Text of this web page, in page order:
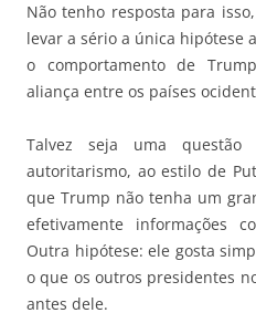
Não tenho resposta para
levar a sério a única hipótese
o comportamento de
aliança entre os países
Talvez seja uma
autoritarismo, ao estilo de
que Trump não tenha um
efetivamente informações
Outra hipótese: ele gosta
o que os outros presidentes
antes dele.